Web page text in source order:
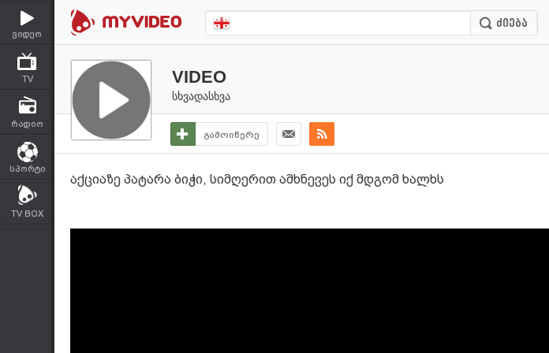
ვიდეო
TV
რადიო
სპორტი
TV BOX
VIDEO
სხვადასხვა
გამოიწერე
აქციაზე პატარა ბიჭი, სიმღერით ამხნევეს იქ მდგომ ხალხს